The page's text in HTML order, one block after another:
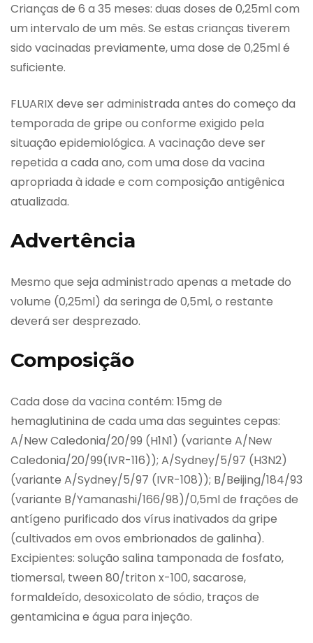
Crianças de 6 a 35 meses: duas doses de 0,25ml com
um intervalo de um mês. Se estas crianças tiverem
sido vacinadas previamente, uma dose de 0,25ml é
suficiente.
FLUARIX deve ser administrada antes do começo da
temporada de gripe ou conforme exigido pela
situação epidemiológica. A vacinação deve ser
repetida a cada ano, com uma dose da vacina
apropriada à idade e com composição antigênica
atualizada.
Advertência
Mesmo que seja administrado apenas a metade do
volume (0,25ml) da seringa de 0,5ml, o restante
deverá ser desprezado.
Composição
Cada dose da vacina contém: 15mg de
hemaglutinina de cada uma das seguintes cepas:
A/New Caledonia/20/99 (H1N1) (variante A/New
Caledonia/20/99(IVR-116)); A/Sydney/5/97 (H3N2)
(variante A/Sydney/5/97 (IVR-108)); B/Beijing/184/93
(variante B/Yamanashi/166/98)/0,5ml de frações de
antígeno purificado dos vírus inativados da gripe
(cultivados em ovos embrionados de galinha).
Excipientes: solução salina tamponada de fosfato,
tiomersal, tween 80/triton x-100, sacarose,
formaldeído, desoxicolato de sódio, traços de
gentamicina e água para injeção.